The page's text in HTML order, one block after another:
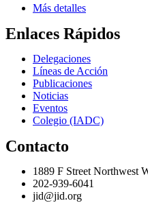
Más detalles
Enlaces Rápidos
Delegaciones
Líneas de Acción
Publicaciones
Noticias
Eventos
Colegio (IADC)
Contacto
1889 F Street Northwest
202-939-6041
jid@jid.org